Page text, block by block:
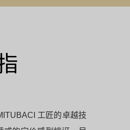
工匠的卓越技